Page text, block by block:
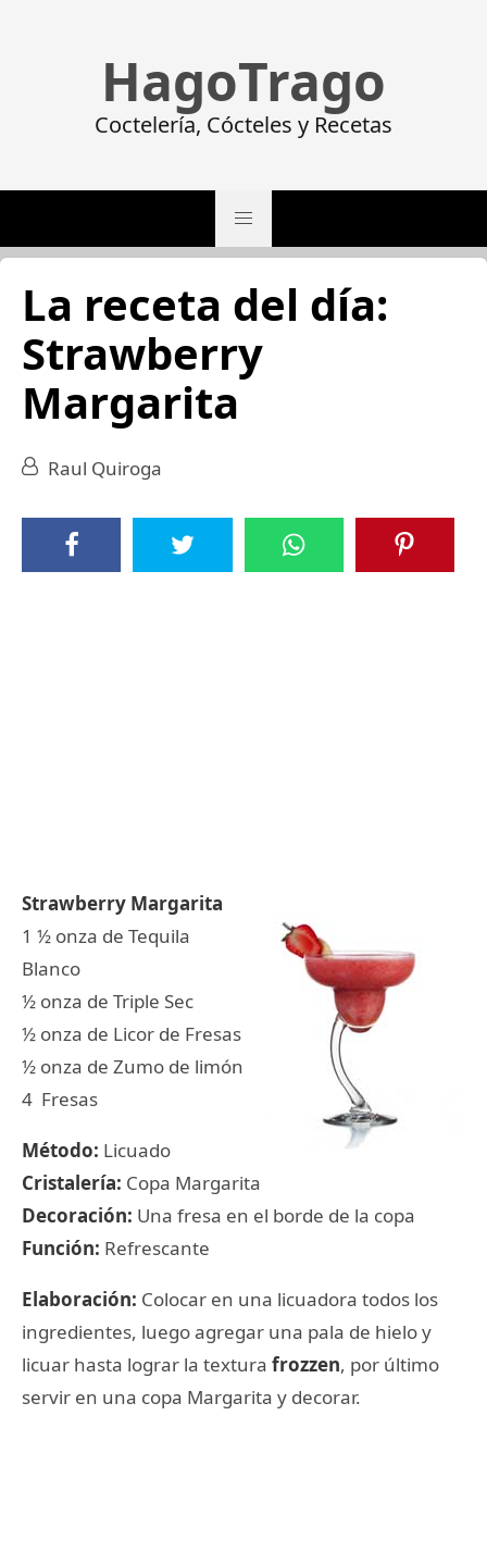
HagoTrago
Coctelería, Cócteles y Recetas
La receta del día:
Strawberry
Margarita
Raul Quiroga
Strawberry Margarita
1 ½ onza de Tequila
Blanco
½ onza de Triple Sec
½ onza de Licor de Fresas
½ onza de Zumo de limón
4 Fresas
Método: Licuado
Cristalería: Copa Margarita
Decoración: Una fresa en el borde de la copa
Función: Refrescante
Elaboración: Colocar en una licuadora todos los
ingredientes, luego agregar una pala de hielo y
licuar hasta lograr la textura frozzen, por último
servir en una copa Margarita y decorar.